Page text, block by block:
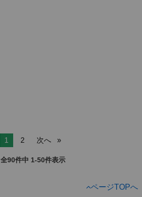
1 2 次へ
全90件中 1-50件表示
ページTOPへ